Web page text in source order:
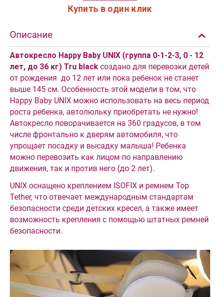
Купить в один клик
Описание
Автокресло Happy Baby UNIX (группа 0-1-2-3, 0 - 12
лет, до 36 кг) Tru black создано для перевозки детей
от рождения до 12 лет или пока ребенок не станет
выше 145 см. Особенность этой модели в том, что
Happy Baby UNIX можно использовать на весь период
роста ребенка, автолюльку приобретать не нужно!
Автокресло поворачивается на 360 градусов, в том
числе фронтально к дверям автомобиля, что
упрощает посадку и высадку малыша! Ребенка
можно перевозить как лицом по направлению
движения, так и против него (до 2 лет).
UNIX оснащено креплением ISOFIX и ремнем Top
Tether, что отвечает международным стандартам
безопасности среди детских кресел, а также имеет
возможность крепления с помощью штатных ремней
безопасности.